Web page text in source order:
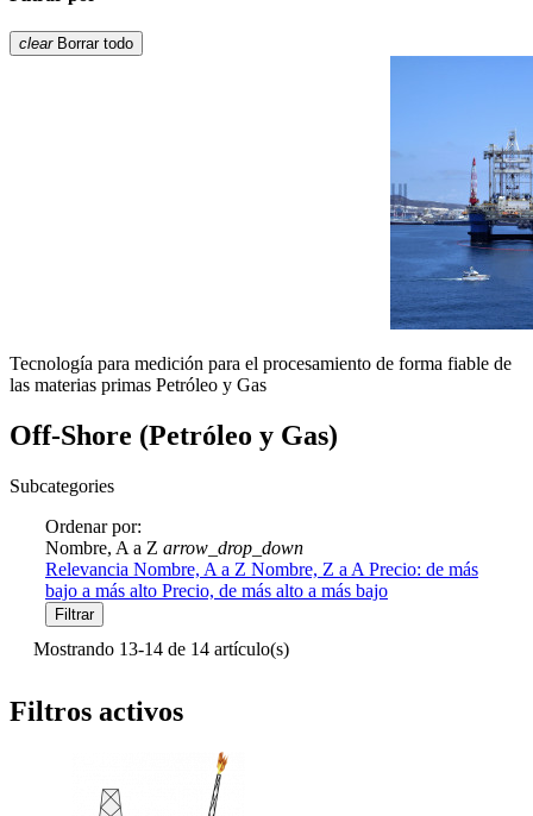
clear Borrar todo
Tecnología para medición para el procesamiento de forma fiable de
las materias primas Petróleo y Gas
Off-Shore (Petróleo y Gas)
Subcategories
Ordenar por:
Nombre, A a Z arrow_drop_down
Relevancia Nombre, A a Z Nombre, Z a A Precio: de más
bajo a más alto Precio, de más alto a más bajo
Filtrar
Mostrando 13-14 de 14 artículo(s)
Filtros activos